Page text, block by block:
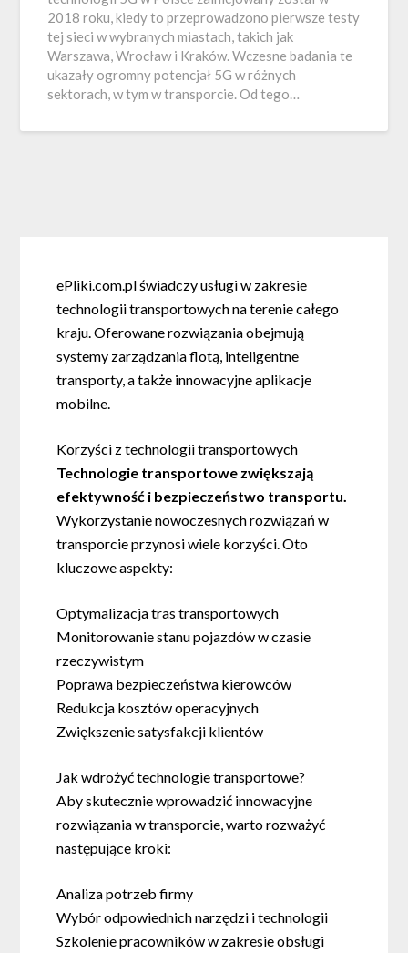
2018 roku, kiedy to przeprowadzono pierwsze testy
tej sieci w wybranych miastach, takich jak
Warszawa, Wrocław i Kraków. Wczesne badania te
ukazały ogromny potencjał 5G w różnych
sektorach, w tym w transporcie. Od tego…
ePliki.com.pl świadczy usługi w zakresie
technologii transportowych na terenie całego
kraju. Oferowane rozwiązania obejmują
systemy zarządzania flotą, inteligentne
transporty, a także innowacyjne aplikacje
mobilne.
Korzyści z technologii transportowych
Technologie transportowe zwiększają
efektywność i bezpieczeństwo transportu.
Wykorzystanie nowoczesnych rozwiązań w
transporcie przynosi wiele korzyści. Oto
kluczowe aspekty:
Optymalizacja tras transportowych
Monitorowanie stanu pojazdów w czasie
rzeczywistym
Poprawa bezpieczeństwa kierowców
Redukcja kosztów operacyjnych
Zwiększenie satysfakcji klientów
Jak wdrożyć technologie transportowe?
Aby skutecznie wprowadzić innowacyjne
rozwiązania w transporcie, warto rozważyć
następujące kroki:
Analiza potrzeb firmy
Wybór odpowiednich narzędzi i technologii
Szkolenie pracowników w zakresie obsługi